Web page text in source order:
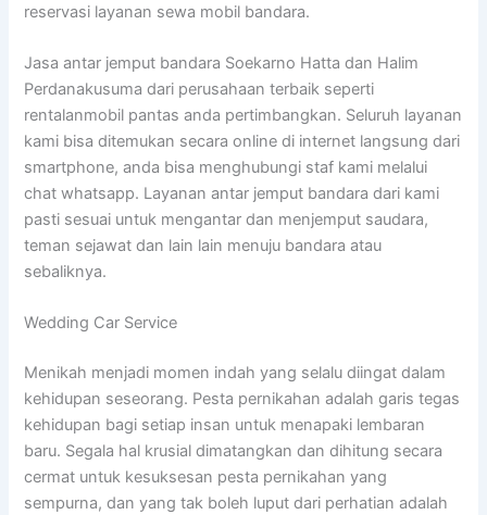
reservasi layanan sewa mobil bandara.
Jasa antar jemput bandara Soekarno Hatta dan Halim
Perdanakusuma dari perusahaan terbaik seperti
rentalanmobil pantas anda pertimbangkan. Seluruh layanan
kami bisa ditemukan secara online di internet langsung dari
smartphone, anda bisa menghubungi staf kami melalui
chat whatsapp. Layanan antar jemput bandara dari kami
pasti sesuai untuk mengantar dan menjemput saudara,
teman sejawat dan lain lain menuju bandara atau
sebaliknya.
Wedding Car Service
Menikah menjadi momen indah yang selalu diingat dalam
kehidupan seseorang. Pesta pernikahan adalah garis tegas
kehidupan bagi setiap insan untuk menapaki lembaran
baru. Segala hal krusial dimatangkan dan dihitung secara
cermat untuk kesuksesan pesta pernikahan yang
sempurna, dan yang tak boleh luput dari perhatian adalah